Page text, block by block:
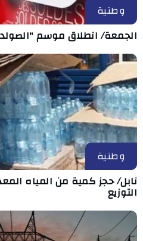
وطنية
الجمعة/ انطلاق موسم
وطنية
نابل/ حجز كمية من المياه
التوزيع